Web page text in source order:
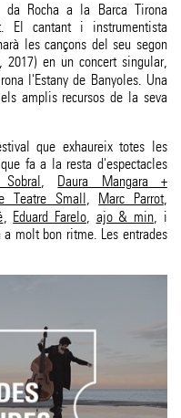
da Rocha a la Barca Tirona
El cantant i instrumentista
les cançons del seu segon
en un concert singular,
l'Estany de Banyoles. Una
amplis recursos de la seva
que exhaureix totes les
fa a la resta d'espectacles
, Daura Mangara +
Teatre Small , Marc Parrot,
, Eduard Farelo, ajo & min, i
a molt bon ritme. Les entrades